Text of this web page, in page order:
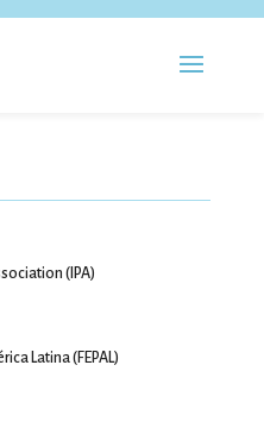
(IPA)
Latina (FEPAL)